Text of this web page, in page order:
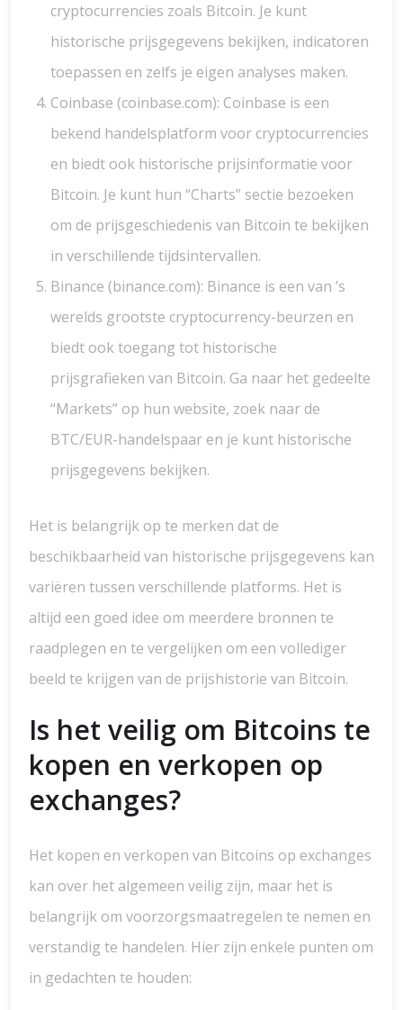
cryptocurrencies zoals Bitcoin. Je kunt
historische prijsgegevens bekijken, indicatoren
toepassen en zelfs je eigen analyses maken.
Coinbase (coinbase.com): Coinbase is een
bekend handelsplatform voor cryptocurrencies
en biedt ook historische prijsinformatie voor
Bitcoin. Je kunt hun “Charts” sectie bezoeken
om de prijsgeschiedenis van Bitcoin te bekijken
in verschillende tijdsintervallen.
Binance (binance.com): Binance is een van ’s
werelds grootste cryptocurrency-beurzen en
biedt ook toegang tot historische
prijsgrafieken van Bitcoin. Ga naar het gedeelte
“Markets” op hun website, zoek naar de
BTC/EUR-handelspaar en je kunt historische
prijsgegevens bekijken.
Het is belangrijk op te merken dat de
beschikbaarheid van historische prijsgegevens kan
variëren tussen verschillende platforms. Het is
altijd een goed idee om meerdere bronnen te
raadplegen en te vergelijken om een vollediger
beeld te krijgen van de prijshistorie van Bitcoin.
Is het veilig om Bitcoins te
kopen en verkopen op
exchanges?
Het kopen en verkopen van Bitcoins op exchanges
kan over het algemeen veilig zijn, maar het is
belangrijk om voorzorgsmaatregelen te nemen en
verstandig te handelen. Hier zijn enkele punten om
in gedachten te houden: